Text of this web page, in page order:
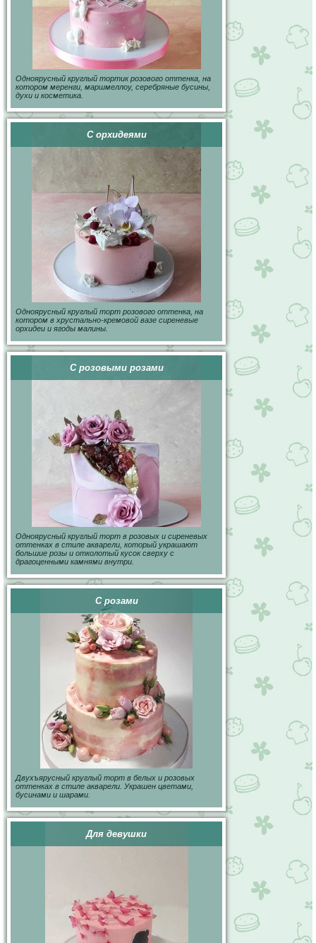
Одноярусный круглый тортик розового оттенка, на
котором меренги, маршмеллоу, серебряные бусины,
духи и косметика.
С орхидеями
Одноярусный круглый торт розового оттенка, на
котором в хрустально-кремовой вазе сиреневые
орхидеи и ягоды малины.
С розовыми розами
Одноярусный круглый торт в розовых и сиреневых
оттенках в стиле акварели, который украшают
большие розы и отколотый кусок сверху с
драгоценными камнями внутри.
С розами
Двухъярусный круглый торт в белых и розовых
оттенках в стиле акварели. Украшен цветами,
бусинами и шарами.
Для девушки